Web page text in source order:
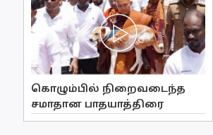
கொழும்பில் நிறைவடைந்த
சமாதான பாதயாத்திரை